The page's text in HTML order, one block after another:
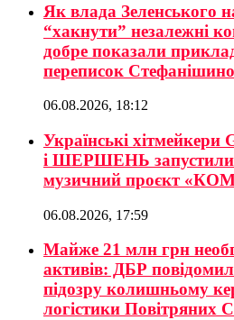
Як влада Зеленського
“хакнути” незалежні
добре показали
переписок
06.08.2026, 18:12
Українські хітмейкери
і ШЕРШЕНЬ запустили
музичний проєкт
06.08.2026, 17:59
Майже 21 млн грн
активів: ДБР
підозру колишньому
логістики Повітряних